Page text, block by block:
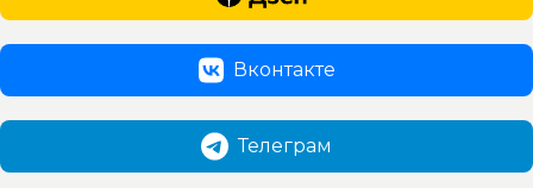
Вконтакте
Телеграм